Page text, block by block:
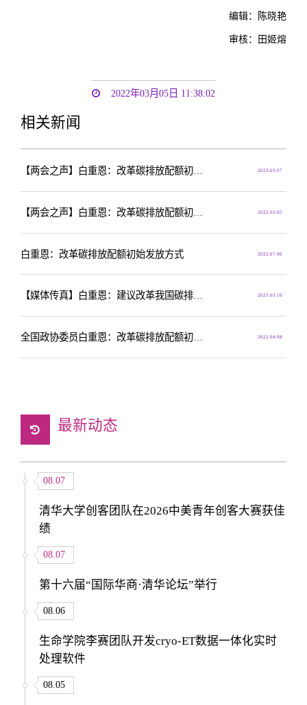
编辑：陈晓艳
审核：田姬熔
2022年03月05日 11:38:02
相关新闻
2023.03.07
【两会之声】白重恩：改革碳排放配额初始发放方式
2022.03.05
2022.07.06
白重恩：改革碳排放配额初始发放方式
2023.03.10
2022.04.08
最新动态
08.07
清华大学创客团队在2026中美青年创客大赛获佳
绩
08.07
第十六届“国际华商·清华论坛”举行
08.06
生命学院李赛团队开发cryo-ET数据一体化实时
处理软件
08.05